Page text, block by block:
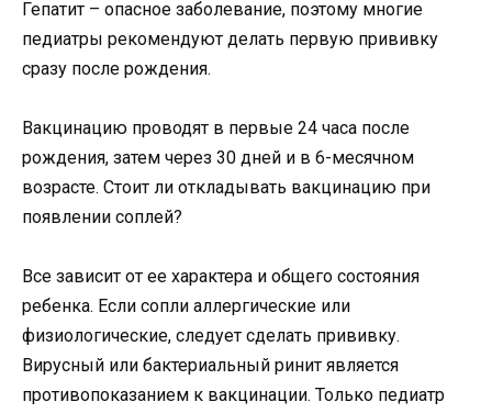
Гепатит – опасное заболевание, поэтому многие
педиатры рекомендуют делать первую прививку
сразу после рождения.
Вакцинацию проводят в первые 24 часа после
рождения, затем через 30 дней и в 6-месячном
возрасте. Стоит ли откладывать вакцинацию при
появлении соплей?
Все зависит от ее характера и общего состояния
ребенка. Если сопли аллергические или
физиологические, следует сделать прививку.
Вирусный или бактериальный ринит является
противопоказанием к вакцинации. Только педиатр